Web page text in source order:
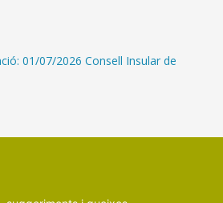
01/07/2026 Consell Insular de